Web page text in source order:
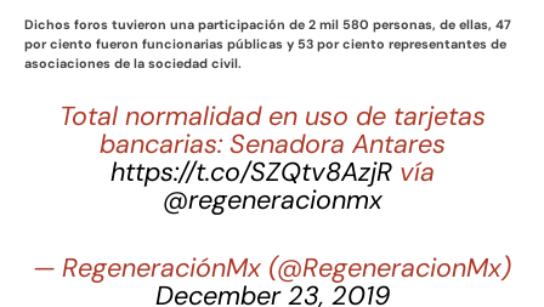
Dichos foros tuvieron una participación de 2 mil 580 personas, de ellas, 47
por ciento fueron funcionarias públicas y 53 por ciento representantes de
asociaciones de la sociedad civil.
Total normalidad en uso de tarjetas
bancarias: Senadora Antares
https://t.co/SZQtv8AzjRvía
@regeneracionmx
— RegeneraciónMx (@RegeneracionMx)
December 23, 2019